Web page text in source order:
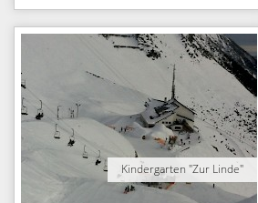
Kindergarten "Zur Linde"